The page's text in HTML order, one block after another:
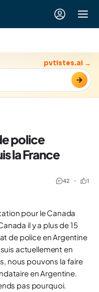
→
pvtistes.ai →
police
la France
42 1
pour le Canada
il y a plus de 15
de police en Argentine
actuellement en
nous pouvons la faire
en Argentine.
pas pourquoi.